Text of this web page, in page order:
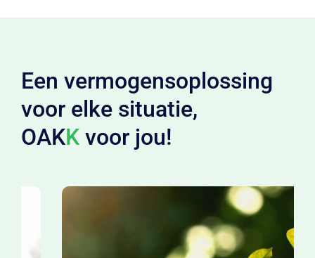
Een vermogensoplossing
voor elke situatie,
OAKK voor jou!